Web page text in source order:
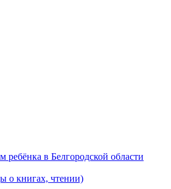
в Белгородской области
о книгах, чтении)